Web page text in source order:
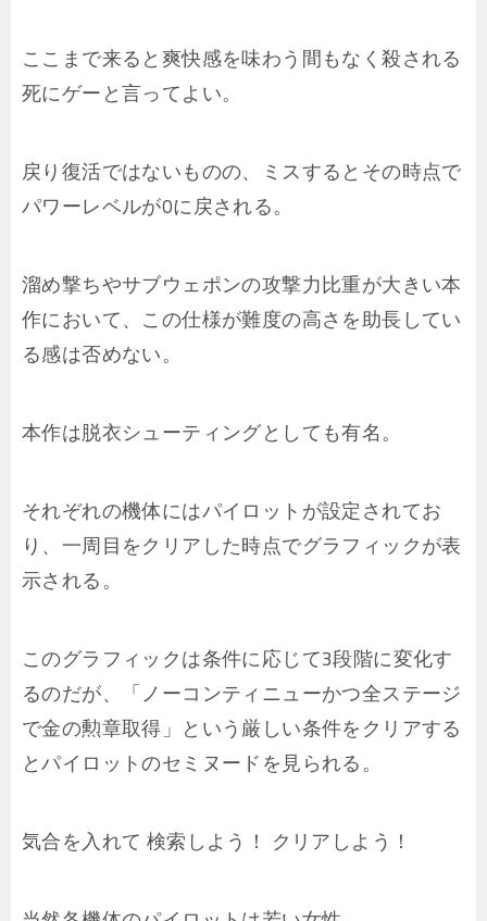
ここまで来ると爽快感を味わう間もなく殺される
死にゲーと言ってよい。
戻り復活ではないものの、ミスするとその時点で
パワーレベルが0に戻される。
溜め撃ちやサブウェポンの攻撃力比重が大きい本
作において、この仕様が難度の高さを助長してい
る感は否めない。
本作は脱衣シューティングとしても有名。
それぞれの機体にはパイロットが設定されてお
り、一周目をクリアした時点でグラフィックが表
示される。
このグラフィックは条件に応じて3段階に変化す
るのだが、「ノーコンティニューかつ全ステージ
で金の勲章取得」という厳しい条件をクリアする
とパイロットのセミヌードを見られる。
気合を入れて 検索しよう！ クリアしよう！